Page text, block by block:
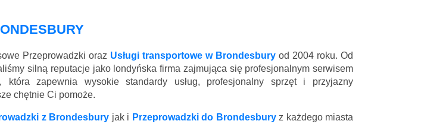
Przeprowadzki oraz Usługi transportowe w Brondesbury od 2004 roku. Od
silną reputacje jako londyńska firma zajmująca się profesjonalnym serwisem
która zapewnia wysokie standardy usług, profesjonalny sprzęt i przyjazny
chętnie Ci pomoże.
z Brondesbury jak i Przeprowadzki do Brondesburyz każdego miasta